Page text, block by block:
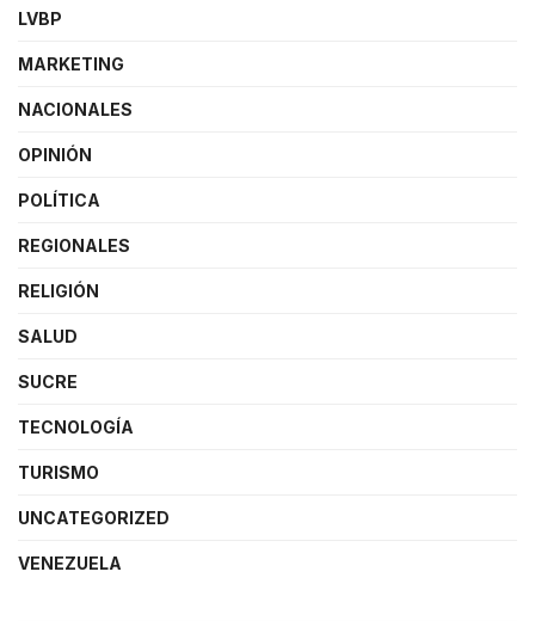
LVBP
MARKETING
NACIONALES
OPINIÓN
POLÍTICA
REGIONALES
RELIGIÓN
SALUD
SUCRE
TECNOLOGÍA
TURISMO
UNCATEGORIZED
VENEZUELA